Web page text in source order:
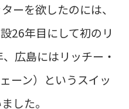
ーを欲したのには、
26年目にして初のリ
広島にはリッチー・
ーン）というスイッ
した。